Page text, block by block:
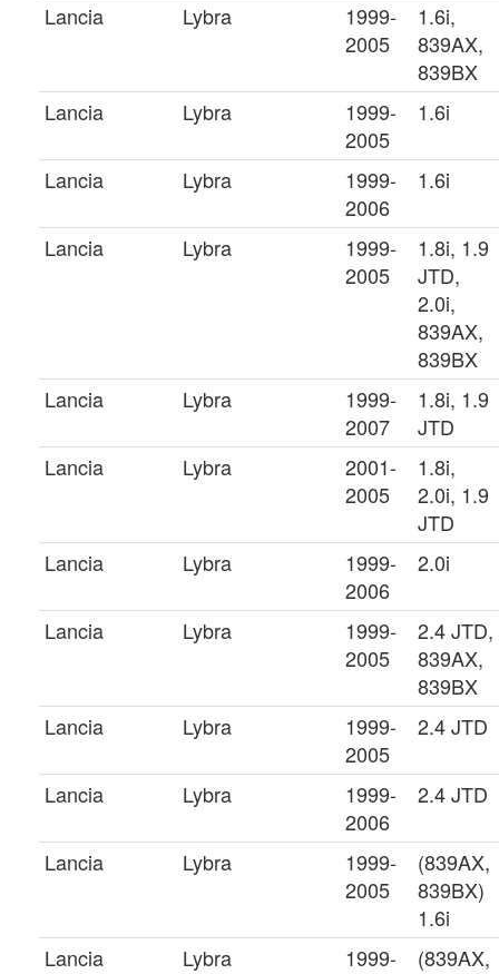
Lancia Lybra
1999-
2005
1.6i,
839AX,
839BX
Lancia
Lybra
1999-
2005
1.6i
Lancia Lybra
1999-
2006
1.6i
Lancia Lybra
1999-
2005
1.8i, 1.9
JTD,
2.0i,
839AX,
839BX
Lancia
Lybra
1999-
2007
1.8i, 1.9
JTD
Lancia
Lybra
2001-
2005
1.8i,
2.0i, 1.9
JTD
Lancia
Lybra
1999-
2006
2.0i
Lancia Lybra
1999-
2005
2.4 JTD,
839AX,
839BX
Lancia
Lybra
1999-
2005
2.4 JTD
Lancia Lybra
1999-
2006
2.4 JTD
Lancia Lybra
1999-
2005
(839AX,
839BX)
1.6i
Lancia
Lybra
1999-
(839AX,